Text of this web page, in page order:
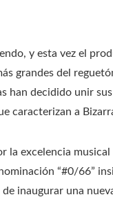
y esta vez el
grandes del
han decidido unir
caracterizan a
la excelencia
“#0/66”
inaugurar una